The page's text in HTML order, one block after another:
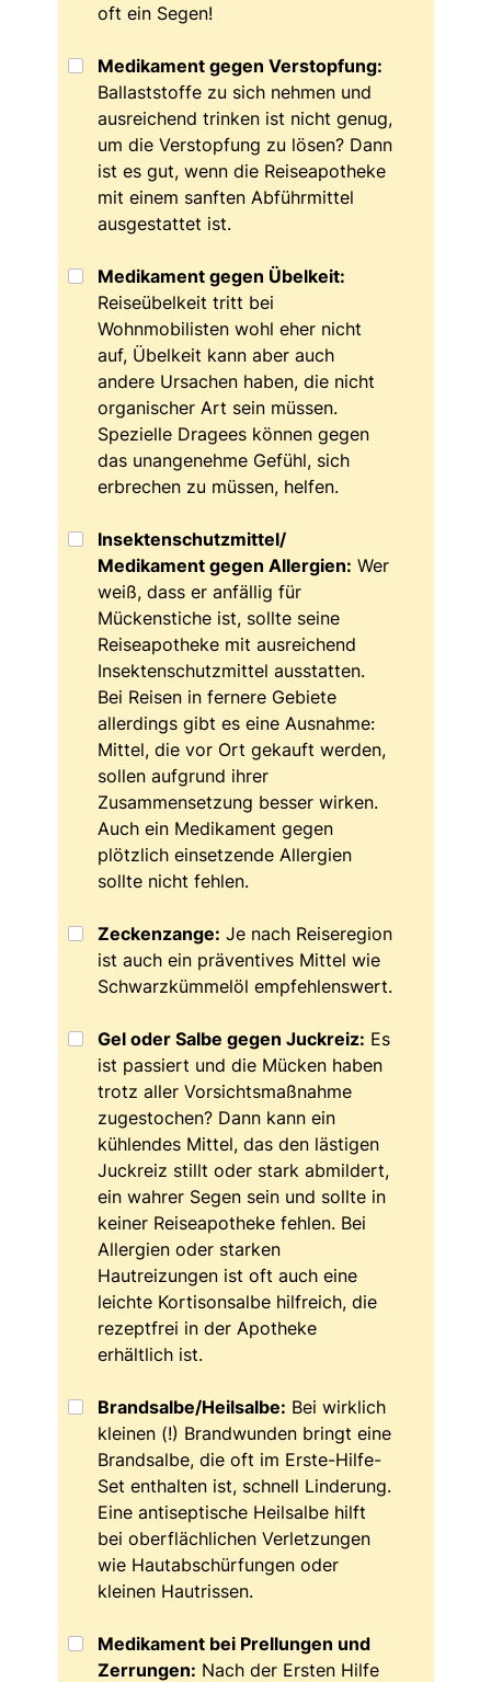
oft ein Segen!
Medikament gegen Verstopfung:
Ballaststoffe zu sich nehmen und
ausreichend trinken ist nicht genug,
um die Verstopfung zu lösen? Dann
ist es gut, wenn die Reiseapotheke
mit einem sanften Abführmittel
ausgestattet ist.
Medikament gegen Übelkeit:
Reiseübelkeit tritt bei
Wohnmobilisten wohl eher nicht
auf, Übelkeit kann aber auch
andere Ursachen haben, die nicht
organischer Art sein müssen.
Spezielle Dragees können gegen
das unangenehme Gefühl, sich
erbrechen zu müssen, helfen.
Insektenschutzmittel/
Medikament gegen Allergien: Wer
weiß, dass er anfällig für
Mückenstiche ist, sollte seine
Reiseapotheke mit ausreichend
Insektenschutzmittel ausstatten.
Bei Reisen in fernere Gebiete
allerdings gibt es eine Ausnahme:
Mittel, die vor Ort gekauft werden,
sollen aufgrund ihrer
Zusammensetzung besser wirken.
Auch ein Medikament gegen
plötzlich einsetzende Allergien
sollte nicht fehlen.
Zeckenzange: Je nach Reiseregion
ist auch ein präventives Mittel wie
Schwarzkümmelöl empfehlenswert.
Gel oder Salbe gegen Juckreiz: Es
ist passiert und die Mücken haben
trotz aller Vorsichtsmaßnahme
zugestochen? Dann kann ein
kühlendes Mittel, das den lästigen
Juckreiz stillt oder stark abmildert,
ein wahrer Segen sein und sollte in
keiner Reiseapotheke fehlen. Bei
Allergien oder starken
Hautreizungen ist oft auch eine
leichte Kortisonsalbe hilfreich, die
rezeptfrei in der Apotheke
erhältlich ist.
Brandsalbe/Heilsalbe: Bei wirklich
kleinen (!) Brandwunden bringt eine
Brandsalbe, die oft im Erste-Hilfe-
Set enthalten ist, schnell Linderung.
Eine antiseptische Heilsalbe hilft
bei oberflächlichen Verletzungen
wie Hautabschürfungen oder
kleinen Hautrissen.
Medikament bei Prellungen und
Zerrungen: Nach der Ersten Hilfe